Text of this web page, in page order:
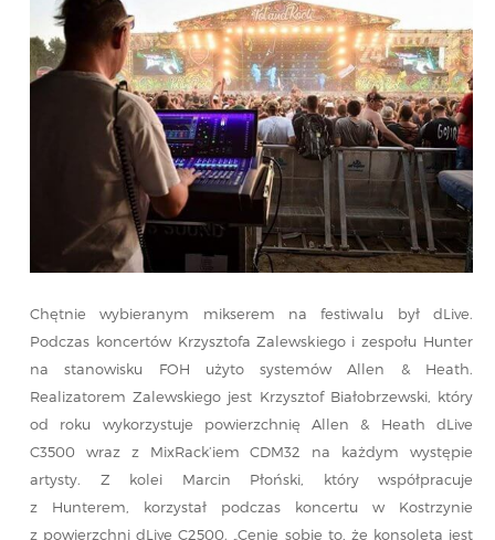
Chętnie wybieranym mikserem na festiwalu był dLive.
Podczas koncertów Krzysztofa Zalewskiego i zespołu Hunter
na stanowisku FOH użyto systemów Allen & Heath.
Realizatorem Zalewskiego jest Krzysztof Białobrzewski, który
od roku wykorzystuje powierzchnię Allen & Heath dLive
C3500 wraz z MixRack’iem CDM32 na każdym występie
artysty. Z kolei Marcin Płoński, który współpracuje
z Hunterem, korzystał podczas koncertu w Kostrzynie
z powierzchni dLive C2500. „Cenię sobie to, że konsoleta jest